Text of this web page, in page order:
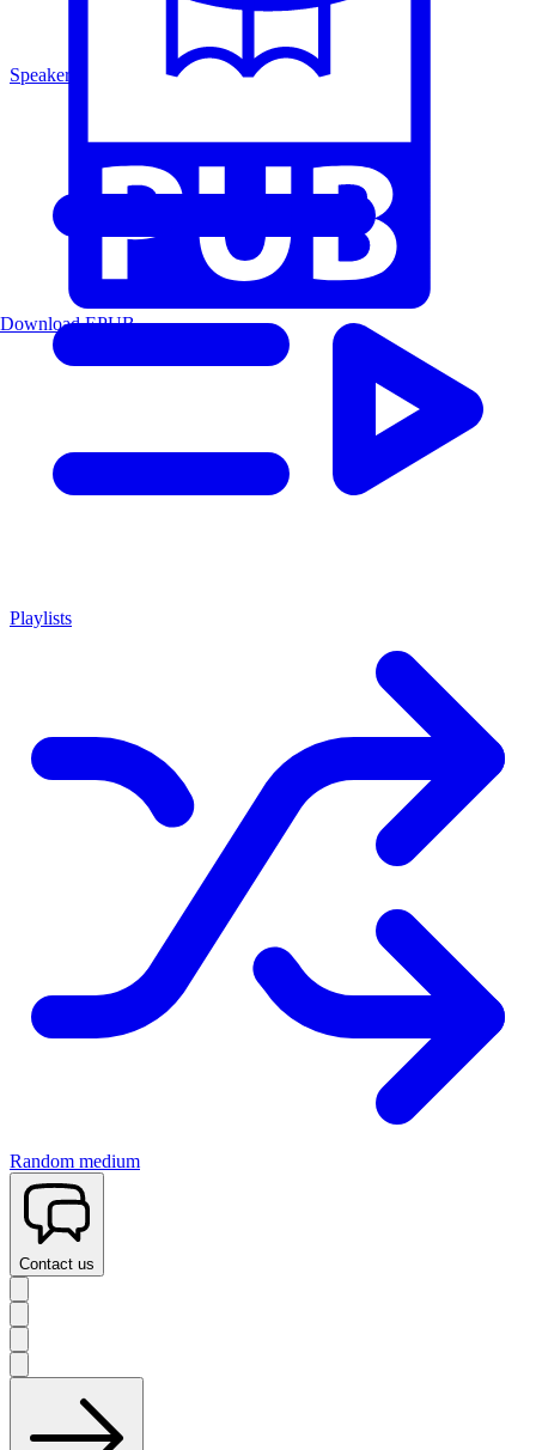
Speakers
Playlists
Random medium
Contact us
Download EPUB